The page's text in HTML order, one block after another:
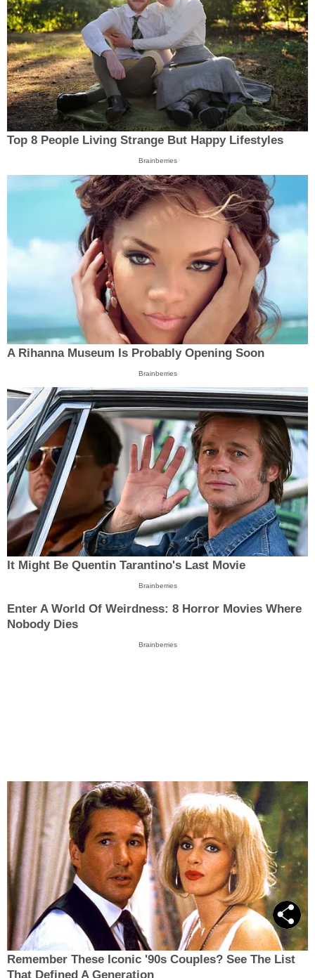
Top 8 People Living Strange But Happy Lifestyles
Brainberries
A Rihanna Museum Is Probably Opening Soon
Brainberries
It Might Be Quentin Tarantino's Last Movie
Brainberries
Enter A World Of Weirdness: 8 Horror Movies Where
Nobody Dies
Brainberries
Remember These Iconic '90s Couples? See The List
That Defined A Generation